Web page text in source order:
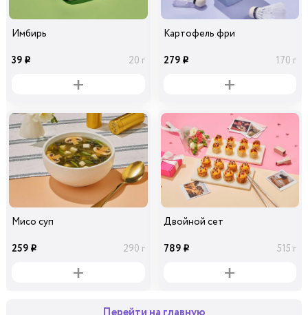
Имбирь
39 i 20 г
Картофель фри
279 i 170 г
Мисо суп
259 i 290 г
Двойной сет
789 i 515 г